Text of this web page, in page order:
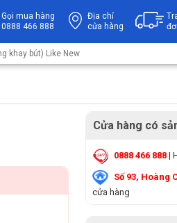
Gọi mua hàng
0888 466 888
Địa chỉ
cửa hàng
khay bút) Like New
₫. Cửa hàng có
0888 466 888 |
Số 93, Hoàng
cửa hàng